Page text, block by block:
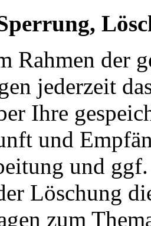
Rahmen der
jederzeit
Ihre
und
und
Löschung
zum